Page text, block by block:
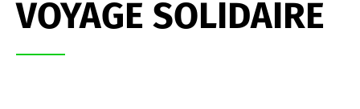
VOYAGE SOLIDAIRE